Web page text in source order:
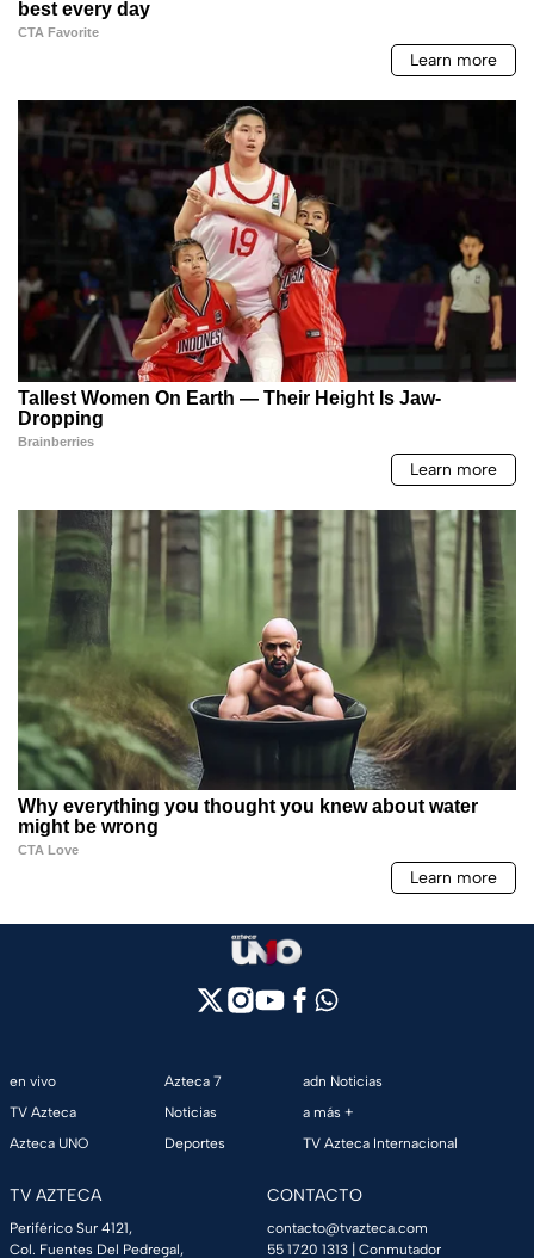
en vivo
TV Azteca
Azteca UNO
Azteca 7
Noticias
Deportes
adn Noticias
a más +
TV Azteca Internacional
TV AZTECA
Periférico Sur 4121,
Col. Fuentes Del Pedregal,
CONTACTO
contacto@tvazteca.com
55 1720 1313 | Conmutador